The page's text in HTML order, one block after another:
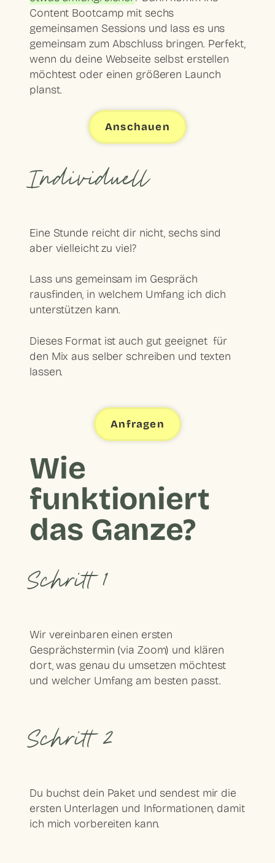
Content Bootcamp mit sechs
gemeinsamen Sessions und lass es uns
gemeinsam zum Abschluss bringen. Perfekt,
wenn du deine Webseite selbst erstellen
möchtest oder einen größeren Launch
planst.
Anschauen
Individuell
Eine Stunde reicht dir nicht, sechs sind
aber vielleicht zu viel?
Lass uns gemeinsam im Gespräch
rausfinden, in welchem Umfang ich dich
unterstützen kann.
Dieses Format ist auch gut geeignet für
den Mix aus selber schreiben und texten
lassen.
Anfragen
Wie
funktioniert
das Ganze?
Schritt 1
Wir vereinbaren einen ersten
Gesprächstermin (via Zoom) und klären
dort, was genau du umsetzen möchtest
und welcher Umfang am besten passt.
Schritt 2
Du buchst dein Paket und sendest mir die
ersten Unterlagen und Informationen, damit
ich mich vorbereiten kann.